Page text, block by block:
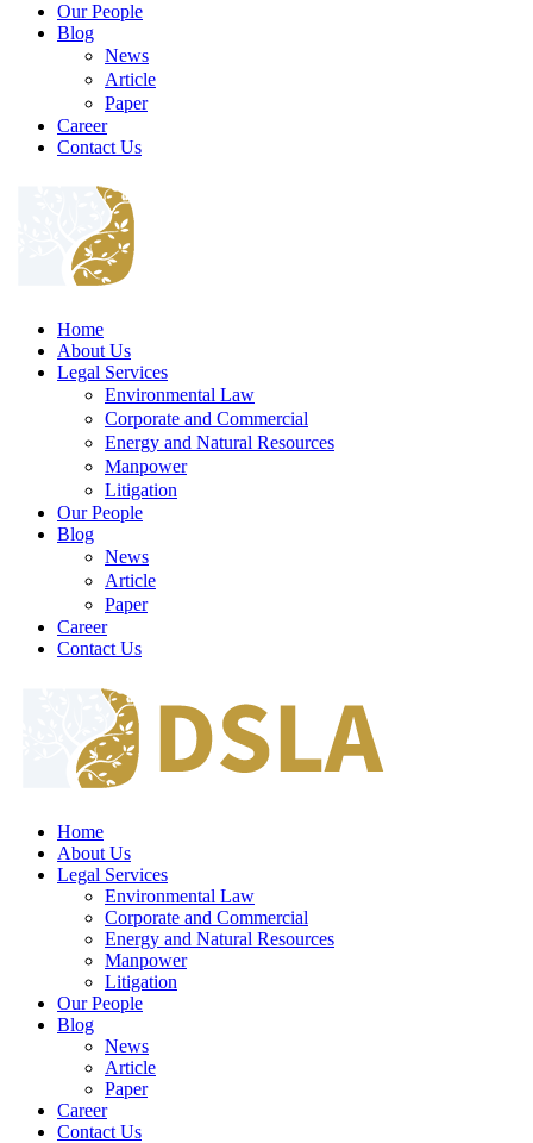
Our People
Blog
News
Article
Paper
Career
Contact Us
Home
About Us
Legal Services
Environmental Law
Corporate and Commercial
Energy and Natural Resources
Manpower
Litigation
Our People
Blog
News
Article
Paper
Career
Contact Us
Home
About Us
Legal Services
Environmental Law
Corporate and Commercial
Energy and Natural Resources
Manpower
Litigation
Our People
Blog
News
Article
Paper
Career
Contact Us